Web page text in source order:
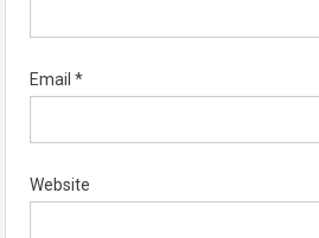
Email *
Website